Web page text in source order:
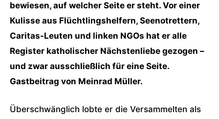
bewiesen, auf welcher Seite er steht. Vor einer
Kulisse aus Flüchtlingshelfern, Seenotrettern,
Caritas-Leuten und linken NGOs hat er alle
Register katholischer Nächstenliebe gezogen –
und zwar ausschließlich für eine Seite.
Gastbeitrag von Meinrad Müller.
Überschwänglich lobte er die Versammelten als